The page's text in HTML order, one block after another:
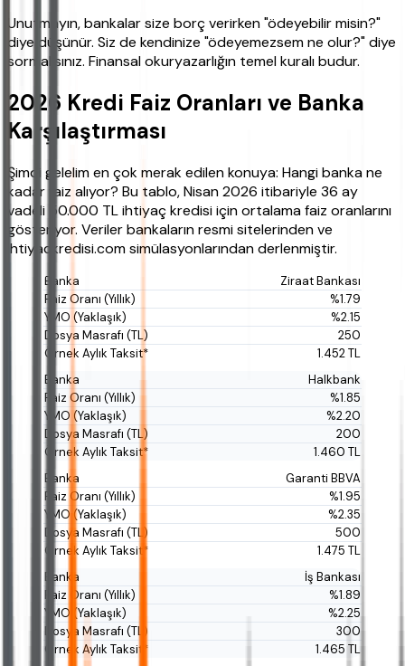
Unutmayın, bankalar size borç verirken "ödeyebilir misin?"
diye düşünür. Siz de kendinize "ödeyemezsem ne olur?" diye
sormalısınız. Finansal okuryazarlığın temel kuralı budur.
2026 Kredi Faiz Oranları ve Banka
Karşılaştırması
Şimdi gelelim en çok merak edilen konuya: Hangi banka ne
kadar faiz alıyor? Bu tablo, Nisan 2026 itibariyle 36 ay
vadeli 50.000 TL ihtiyaç kredisi için ortalama faiz oranlarını
gösteriyor. Veriler bankaların resmi sitelerinden ve
ihtiyackredisi.com simülasyonlarından derlenmiştir.
Ziraat Bankası
%1.79
%2.15
250
1.452 TL
Halkbank
%1.85
%2.20
200
1.460 TL
Garanti BBVA
%1.95
%2.35
500
1.475 TL
İş Bankası
%1.89
%2.25
300
1.465 TL